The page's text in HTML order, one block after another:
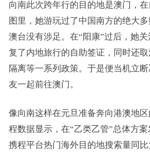
向南此次跨年行的目的地是澳门，
图里，她游玩过了中国南方的绝大
澳台没有涉足。在“阳康”过后，她
复了内地旅行的自助签证，同时还
隔离等一系列政策。于是便当机立断
友一起前往澳门。
像向南这样在元旦准备奔向港澳地
程数据显示，在“乙类乙管”总体方案
携程平台热门海外目的地搜索量同